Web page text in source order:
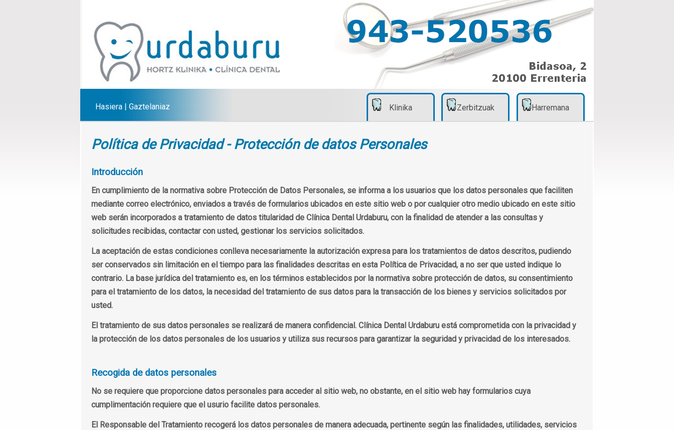
Hasiera |Gaztelaniaz Klinika Zerbitzuak Harremana
Política de Privacidad - Protección de datos Personales
Introducción
En cumplimiento de la normativa sobre Protección de Datos Personales, se informa a los usuarios que los datos personales que faciliten
mediante correo electrónico, enviados a través de formularios ubicados en este sitio web o por cualquier otro medio ubicado en este sitio
web serán incorporados a tratamiento de datos titularidad de Clínica Dental Urdaburu, con la finalidad de atender a las consultas y
solicitudes recibidas, contactar con usted, gestionar los servicios solicitados.
La aceptación de estas condiciones conlleva necesariamente la autorización expresa para los tratamientos de datos descritos, pudiendo
ser conservados sin limitación en el tiempo para las finalidades descritas en esta Política de Privacidad, a no ser que usted indique lo
contrario. La base jurídica del tratamiento es, en los términos establecidos por la normativa sobre protección de datos, su consentimiento
para el tratamiento de los datos, la necesidad del tratamiento de sus datos para la transacción de los bienes y servicios solicitados por
usted.
El tratamiento de sus datos personales se realizará de manera confidencial. Clínica Dental Urdaburu está comprometida con la privacidad y
la protección de los datos personales de los usuarios y utiliza sus recursos para garantizar la seguridad y privacidad de los interesados.
Recogida de datos personales
No se requiere que proporcione datos personales para acceder al sitio web, no obstante, en el sitio web hay formularios cuya
cumplimentación requiere que el usurio facilite datos personales.
El Responsable del Tratamiento recogerá los datos personales de manera adecuada, pertinente según las finalidades, utilidades, servicios